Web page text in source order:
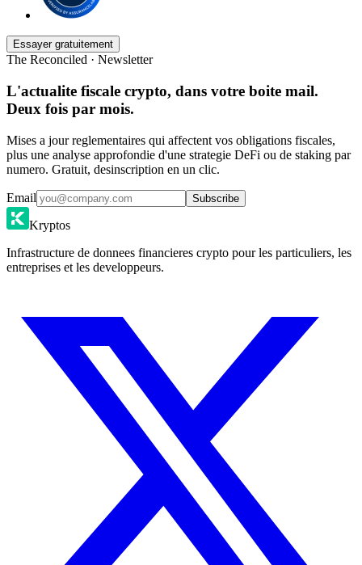
Essayer gratuitement
The Reconciled · Newsletter
L'actualite fiscale crypto, dans votre boite mail.
Deux fois par mois.
Mises a jour reglementaires qui affectent vos obligations fiscales,
plus une analyse approfondie d'une strategie DeFi ou de staking par
numero. Gratuit, desinscription en un clic.
Email Subscribe
Kryptos
Infrastructure de donnees financieres crypto pour les particuliers, les
entreprises et les developpeurs.